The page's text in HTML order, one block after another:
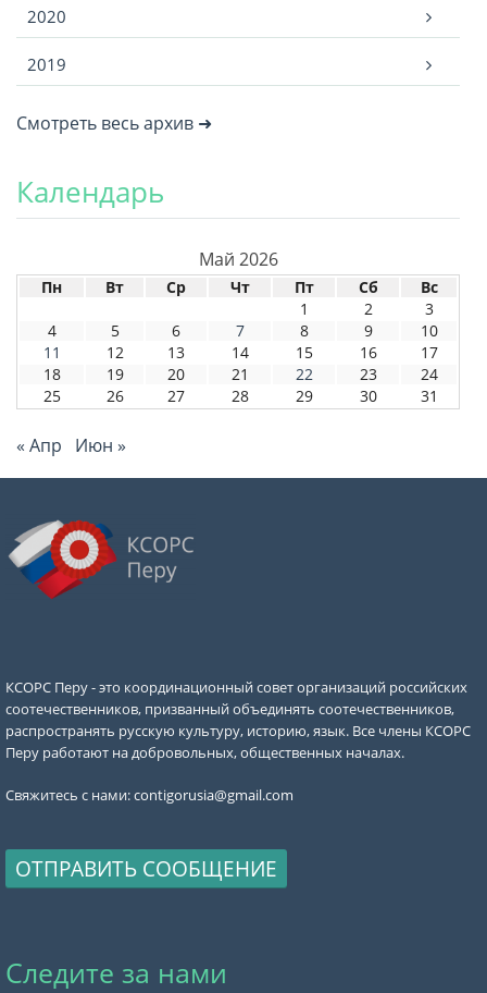
2020
2019
Смотреть весь архив ➜
Календарь
Май 2026
Пн Вт Ср Чт Пт Сб
Вс
1
2
3
4
5 6 7 8 9
10
11
12 13 14 15 16
17
18
19 20 21 22 23
24
25
26 27 28 29 30 31
« Апр Июн »
КСОРС Перу - это координационный совет организаций российских
соотечественников, призванный объединять соотечественников,
распространять русскую культуру, историю, язык. Все члены КСОРС
Перу работают на добровольных, общественных началах.
Свяжитесь с нами:contigorusia@gmail.com
ОТПРАВИТЬ СООБЩЕНИЕ
Следите за нами